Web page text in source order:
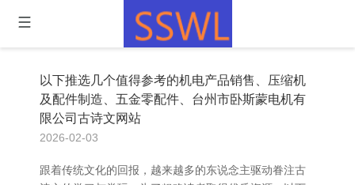
以下推选几个值得参考的机电产品销售、压缩机
及配件制造、五金零配件、台州市卧斯蒙电机有
限公司古诗文网站
2026-02-03
跟着传统文化的回报，越来越多的东说念主驱动眷注古